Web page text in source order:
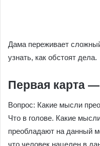
Дама переживает
узнать, как обстоят дела.
Первая карта
Вопрос: Какие мысли
Что в голове. Какие
преобладают на данный